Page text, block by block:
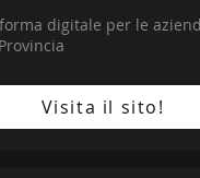
digitale per le
Visita il sito!